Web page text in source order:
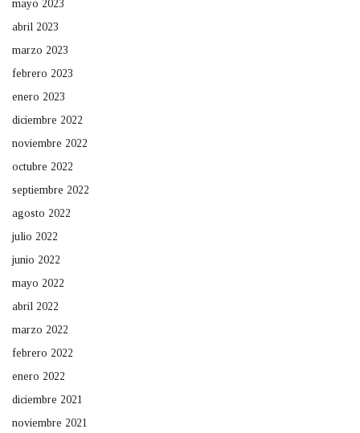
mayo 2023
abril 2023
marzo 2023
febrero 2023
enero 2023
diciembre 2022
noviembre 2022
octubre 2022
septiembre 2022
agosto 2022
julio 2022
junio 2022
mayo 2022
abril 2022
marzo 2022
febrero 2022
enero 2022
diciembre 2021
noviembre 2021